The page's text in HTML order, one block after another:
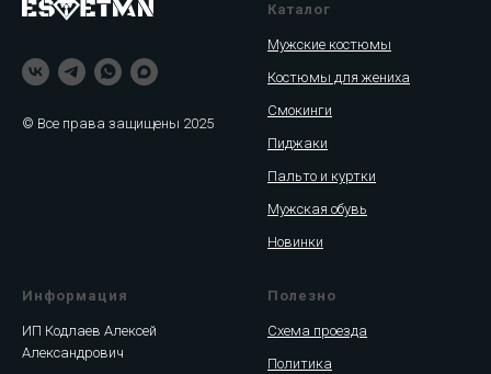
© Все права защищены 2025
Каталог
Мужские костюмы
Костюмы для жениха
Смокинги
Пиджаки
Пальто и куртки
Мужская обувь
Новинки
Информация
ИП Кодлаев Алексей
Александрович
Полезно
Схема проезда
Политика